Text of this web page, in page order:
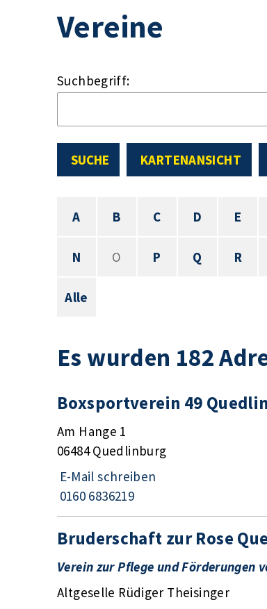
Vereine
Suchbegriff:
SUCHE KARTENANSICHT
A B C D E
N O P Q R
Alle
Es wurden 182
Boxsportverein 49
Am Hange 1
06484 Quedlinburg
E-Mail schreiben
0160 6836219
Bruderschaft zur Rose
Verein zur Pflege und
Altgeselle Rüdiger Theisinger